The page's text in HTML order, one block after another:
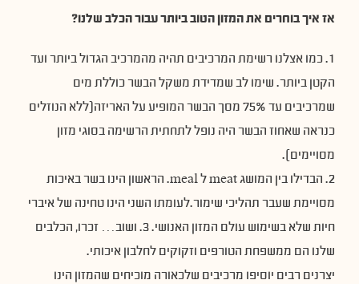
אז איך בוחרים את המזון הטוב ביותר עבור הכלב שלנו?
1. כמו אצלנו רשימת המרכיבים תהיה מהמרכיב הגדול ביותר ועד
הקטן ביותר. שימו לב שמדידת משקל הבשר כוללת מים
שמרכיבים עד 75% מסך הבשר המופיע על האריזה(ללא הנוזלים
כנראה שאחוז הבשר היה נופל לתחתית הרשימה בסוגי מזון
מסויימים).
2. הבדילו בין המושג meat ל meal. הראשון הינו בשר באיכות
מסויימת שעבר תהליכי שימור.לעומתו השני הינו טחינה של איברי
חיות שלא בשימוש עולם המזון האנושי. 3. ושוב… זכרו, הכלבים
שלנו הם ממשפחת הטורפים וזקוקים לחלבון איכותי.
יצרנים רבים יוסיפו מרכיבים שלכאורה מוכיחים שהמזון הינו